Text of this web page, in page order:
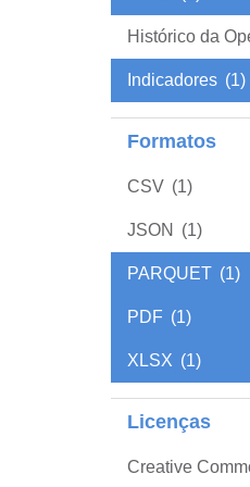
Histórico da
Indicadores (1)
Formatos
CSV (1)
JSON (1)
PARQUET (1)
PDF (1)
XLSX (1)
Licenças
Creative